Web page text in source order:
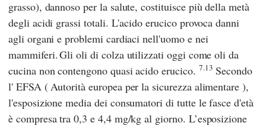
grasso), dannoso per la salute, costituisce più della metà
degli acidi grassi totali. L'acido erucico provoca danni
agli organi e problemi cardiaci nell'uomo e nei
mammiferi.Gli oli di colza utilizzati oggi come oli da
cucina non contengono quasi acido erucico. 7.13 Secondo
l' EFSA ( Autorità europea per la sicurezza alimentare ),
l'esposizione media dei consumatori di tutte le fasce d'età
è compresa tra 0,3 e 4,4 mg/kg al giorno. L’esposizione